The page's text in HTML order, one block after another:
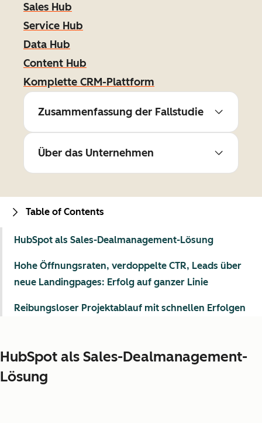
Sales Hub
Service Hub
Data Hub
Content Hub
Komplette CRM-Plattform
Zusammenfassung der Fallstudie
Über das Unternehmen
HubSpot als Sales-Dealmanagement-
Lösung
Table of Contents
HubSpot als Sales-Dealmanagement-Lösung
Hohe Öffnungsraten, verdoppelte CTR, Leads über
neue Landingpages: Erfolg auf ganzer Linie
Reibungsloser Projektablauf mit schnellen Erfolgen